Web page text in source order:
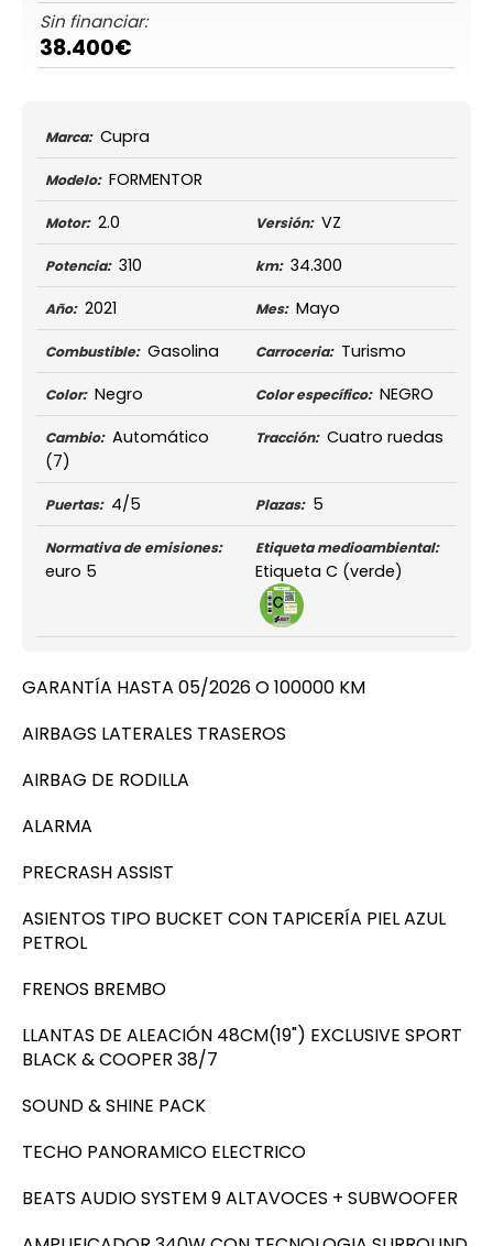
Sin financiar:
38.400€
Marca: Cupra
Modelo: FORMENTOR
Motor: 2.0 Versión: VZ
Potencia: 310 km: 34.300
Año: 2021 Mes: Mayo
Combustible: Gasolina Carroceria: Turismo
Color: Negro Color específico: NEGRO
Cambio: Automático
(7)
Tracción: Cuatro ruedas
Puertas: 4/5 Plazas: 5
Normativa de emisiones:
euro 5
Etiqueta medioambiental:
Etiqueta C (verde)
GARANTÍA HASTA 05/2026 O 100000 KM
AIRBAGS LATERALES TRASEROS
AIRBAG DE RODILLA
ALARMA
PRECRASH ASSIST
ASIENTOS TIPO BUCKET CON TAPICERÍA PIEL AZUL
PETROL
FRENOS BREMBO
LLANTAS DE ALEACIÓN 48CM(19") EXCLUSIVE SPORT
BLACK & COOPER 38/7
SOUND & SHINE PACK
TECHO PANORAMICO ELECTRICO
BEATS AUDIO SYSTEM 9 ALTAVOCES + SUBWOOFER